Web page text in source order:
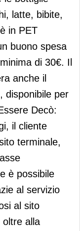
latte, bibite,
in PET
buono spesa
di 30€. Il
anche il
disponibile per
Decò:
il cliente
terminale,
è possibile
al servizio
al sito
alla